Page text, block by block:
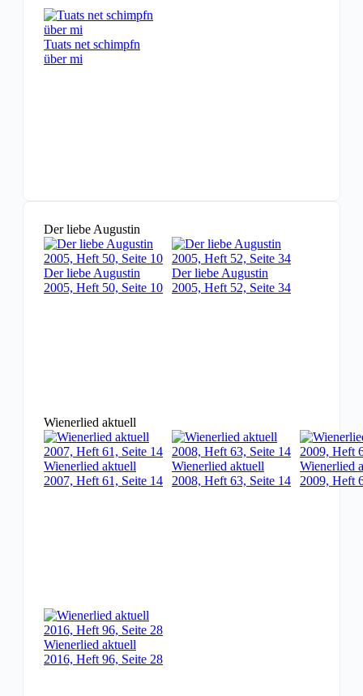
Tuats net schimpfn
über mi
Der liebe Augustin
Der liebe Augustin
2005, Heft 50, Seite 10
Der liebe Augustin
2005, Heft 52, Seite 34
Wienerlied aktuell
Wienerlied aktuell
2007, Heft 61, Seite 14
Wienerlied aktuell
2008, Heft 63, Seite 14
Wienerlied
2009, Heft
Wienerlied aktuell
2016, Heft 96, Seite 28